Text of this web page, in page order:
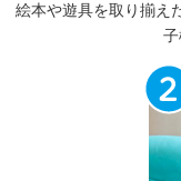
絵本や遊具を取り揃え
子